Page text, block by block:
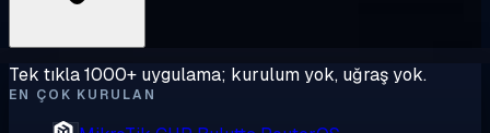
Tek tıkla 1000+ uygulama; kurulum yok, uğraş yok.
EN ÇOK KURULAN